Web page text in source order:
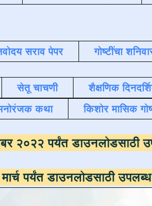
सराव पेपर गोष्टींचा
सेतू चाचणी शैक्षणिक
कथा किशोर मासिक
ऑक्टोबर २०२२ पर्यंत
उपलब्ध ,